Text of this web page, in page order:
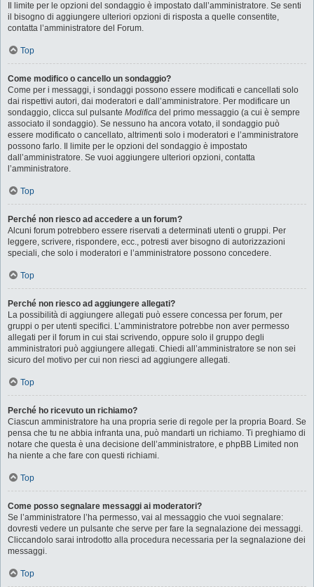
Il limite per le opzioni del sondaggio è impostato dall’amministratore. Se senti
il bisogno di aggiungere ulteriori opzioni di risposta a quelle consentite,
contatta l’amministratore del Forum.
Top
Come modifico o cancello un sondaggio?
Come per i messaggi, i sondaggi possono essere modificati e cancellati solo
dai rispettivi autori, dai moderatori e dall’amministratore. Per modificare un
sondaggio, clicca sul pulsante Modifica del primo messaggio (a cui è sempre
associato il sondaggio). Se nessuno ha ancora votato, il sondaggio può
essere modificato o cancellato, altrimenti solo i moderatori e l’amministratore
possono farlo. Il limite per le opzioni del sondaggio è impostato
dall’amministratore. Se vuoi aggiungere ulteriori opzioni, contatta
l’amministratore.
Top
Perché non riesco ad accedere a un forum?
Alcuni forum potrebbero essere riservati a determinati utenti o gruppi. Per
leggere, scrivere, rispondere, ecc., potresti aver bisogno di autorizzazioni
speciali, che solo i moderatori e l’amministratore possono concedere.
Top
Perché non riesco ad aggiungere allegati?
La possibilità di aggiungere allegati può essere concessa per forum, per
gruppi o per utenti specifici. L’amministratore potrebbe non aver permesso
allegati per il forum in cui stai scrivendo, oppure solo il gruppo degli
amministratori può aggiungere allegati. Chiedi all’amministratore se non sei
sicuro del motivo per cui non riesci ad aggiungere allegati.
Top
Perché ho ricevuto un richiamo?
Ciascun amministratore ha una propria serie di regole per la propria Board. Se
pensa che tu ne abbia infranta una, può mandarti un richiamo. Ti preghiamo di
notare che questa è una decisione dell’amministratore, e phpBB Limited non
ha niente a che fare con questi richiami.
Top
Come posso segnalare messaggi ai moderatori?
Se l’amministratore l’ha permesso, vai al messaggio che vuoi segnalare:
dovresti vedere un pulsante che serve per fare la segnalazione dei messaggi.
Cliccandolo sarai introdotto alla procedura necessaria per la segnalazione dei
messaggi.
Top